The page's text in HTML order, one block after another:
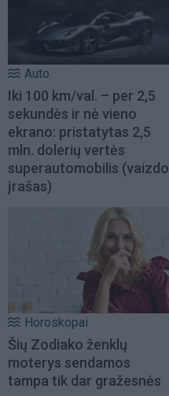
Auto
Iki 100 km/val. – per 2,5
sekundės ir nė vieno
ekrano: pristatytas 2,5
mln. dolerių vertės
superautomobilis (vaizdo
įrašas)
Horoskopai
Šių Zodiako ženklų
moterys sendamos
tampa tik dar gražesnės